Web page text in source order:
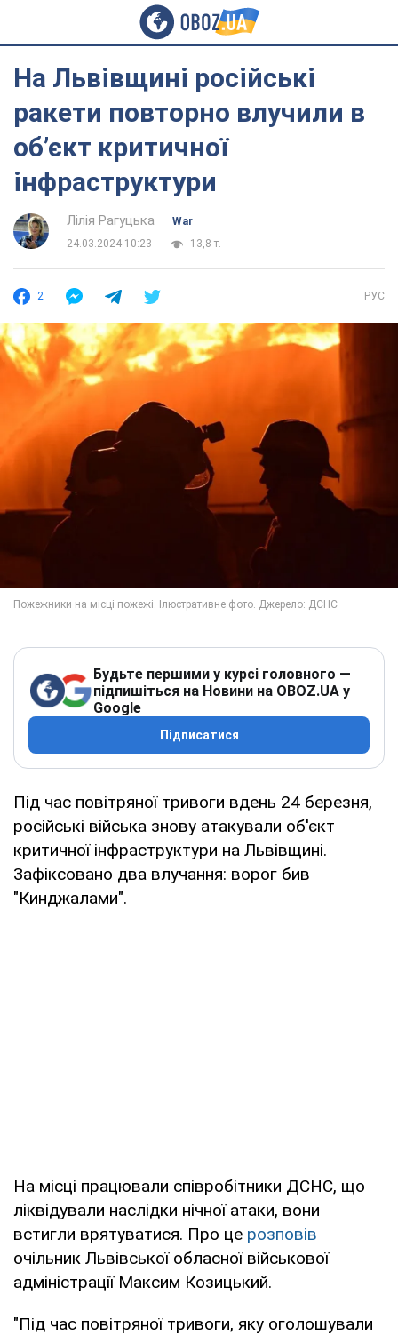
На Львівщині російські
ракети повторно влучили в
обʼєкт критичної
інфраструктури
Лілія Рагуцька
War
24.03.2024 10:23
13,8 т.
2 РУС
Будьте першими у курсі головного —
підпишіться на Новини на OBOZ.UA у
Google
Підписатися
Під час повітряної тривоги вдень 24 березня,
російські війська знову атакували об'єкт
критичної інфраструктури на Львівщині.
Зафіксовано два влучання: ворог бив
"Кинджалами".
На місці працювали співробітники ДСНС, що
ліквідували наслідки нічної атаки, вони
встигли врятуватися. Про це розповів
очільник Львівської обласної військової
адміністрації Максим Козицький.
"Під час повітряної тривоги, яку оголошували